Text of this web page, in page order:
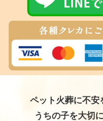
ペット火葬に不安
うちの子を大切